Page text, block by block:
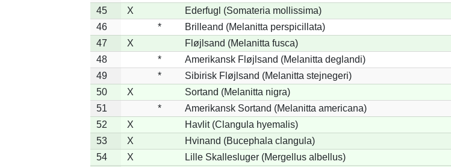
45
X
Ederfugl (Somateria mollissima)
46
*
Brilleand (Melanitta perspicillata)
47
X
Fløjlsand (Melanitta fusca)
48
*
Amerikansk Fløjlsand (Melanitta deglandi)
49
*
Sibirisk Fløjlsand (Melanitta stejnegeri)
50
X
Sortand (Melanitta nigra)
51
*
Amerikansk Sortand (Melanitta americana)
52
X
Havlit (Clangula hyemalis)
53
X
Hvinand (Bucephala clangula)
54
X
Lille Skallesluger (Mergellus albellus)